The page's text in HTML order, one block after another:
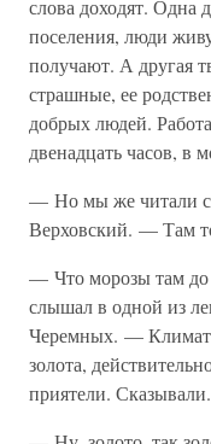
слова доходят. Одна
поселения, люди
получают. А другая
страшные, ее
добрых людей.
двенадцать часов, в
— Но мы же читали
Верховский. — Там
— Что морозы там до
слышал в одной из
Черемных. — Климат
золота,
приятели. Сказывали.